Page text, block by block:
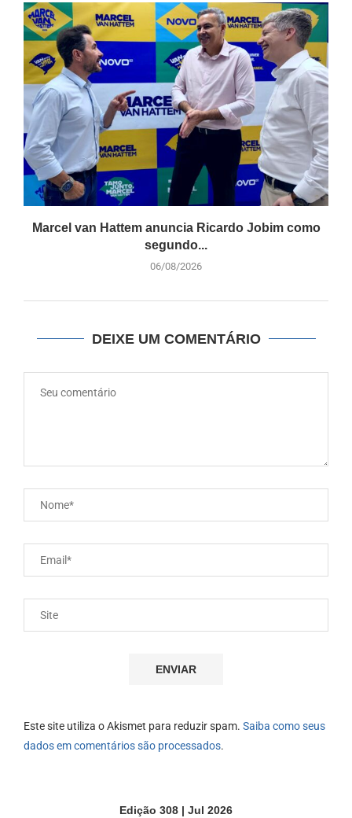
Marcel van Hattem anuncia Ricardo Jobim como
segundo...
06/08/2026
DEIXE UM COMENTÁRIO
Este site utiliza o Akismet para reduzir spam. Saiba como seus
dados em comentários são processados.
Edição 308 | Jul 2026